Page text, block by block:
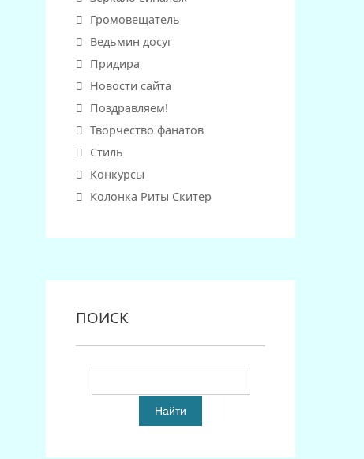
Громовещатель
Ведьмин досуг
Придира
Новости сайта
Поздравляем!
Творчество фанатов
Стиль
Конкурсы
Колонка Риты Скитер
ПОИСК